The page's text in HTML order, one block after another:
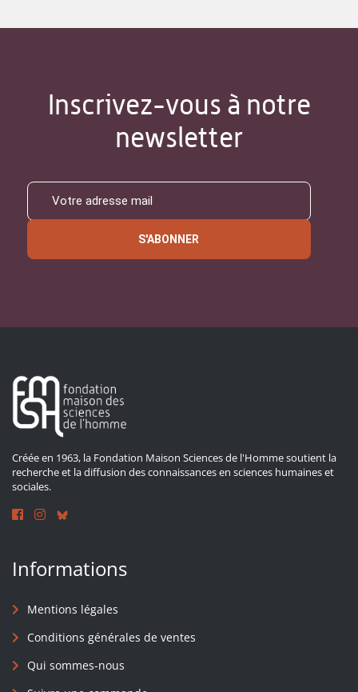
Inscrivez-vous à notre
newsletter
S'ABONNER
Créée en 1963, la Fondation Maison Sciences de l'Homme soutient la
recherche et la diffusion des connaissances en sciences humaines et
sociales.
Informations
Mentions légales
Conditions générales de ventes
Qui sommes-nous